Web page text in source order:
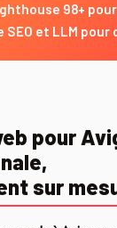
98+
SEO et LLM
pour
sur